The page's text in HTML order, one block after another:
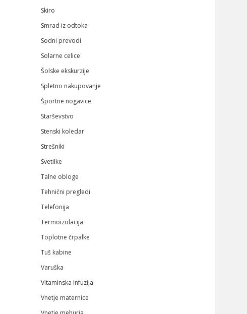
Skiro
Smrad iz odtoka
Sodni prevodi
Solarne celice
Šolske ekskurzije
Spletno nakupovanje
Športne nogavice
Starševstvo
Stenski koledar
Strešniki
Svetilke
Talne obloge
Tehnični pregledi
Telefonija
Termoizolacija
Toplotne črpalke
Tuš kabine
Varuška
Vitaminska infuzija
Vnetje maternice